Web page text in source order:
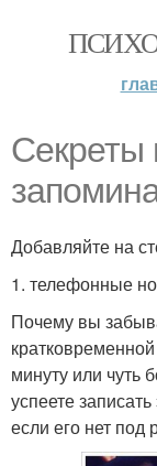
Секреты
Добавляйте на
1. телефонные
Почему вы
минуту или чуть
успеете
если его нет под